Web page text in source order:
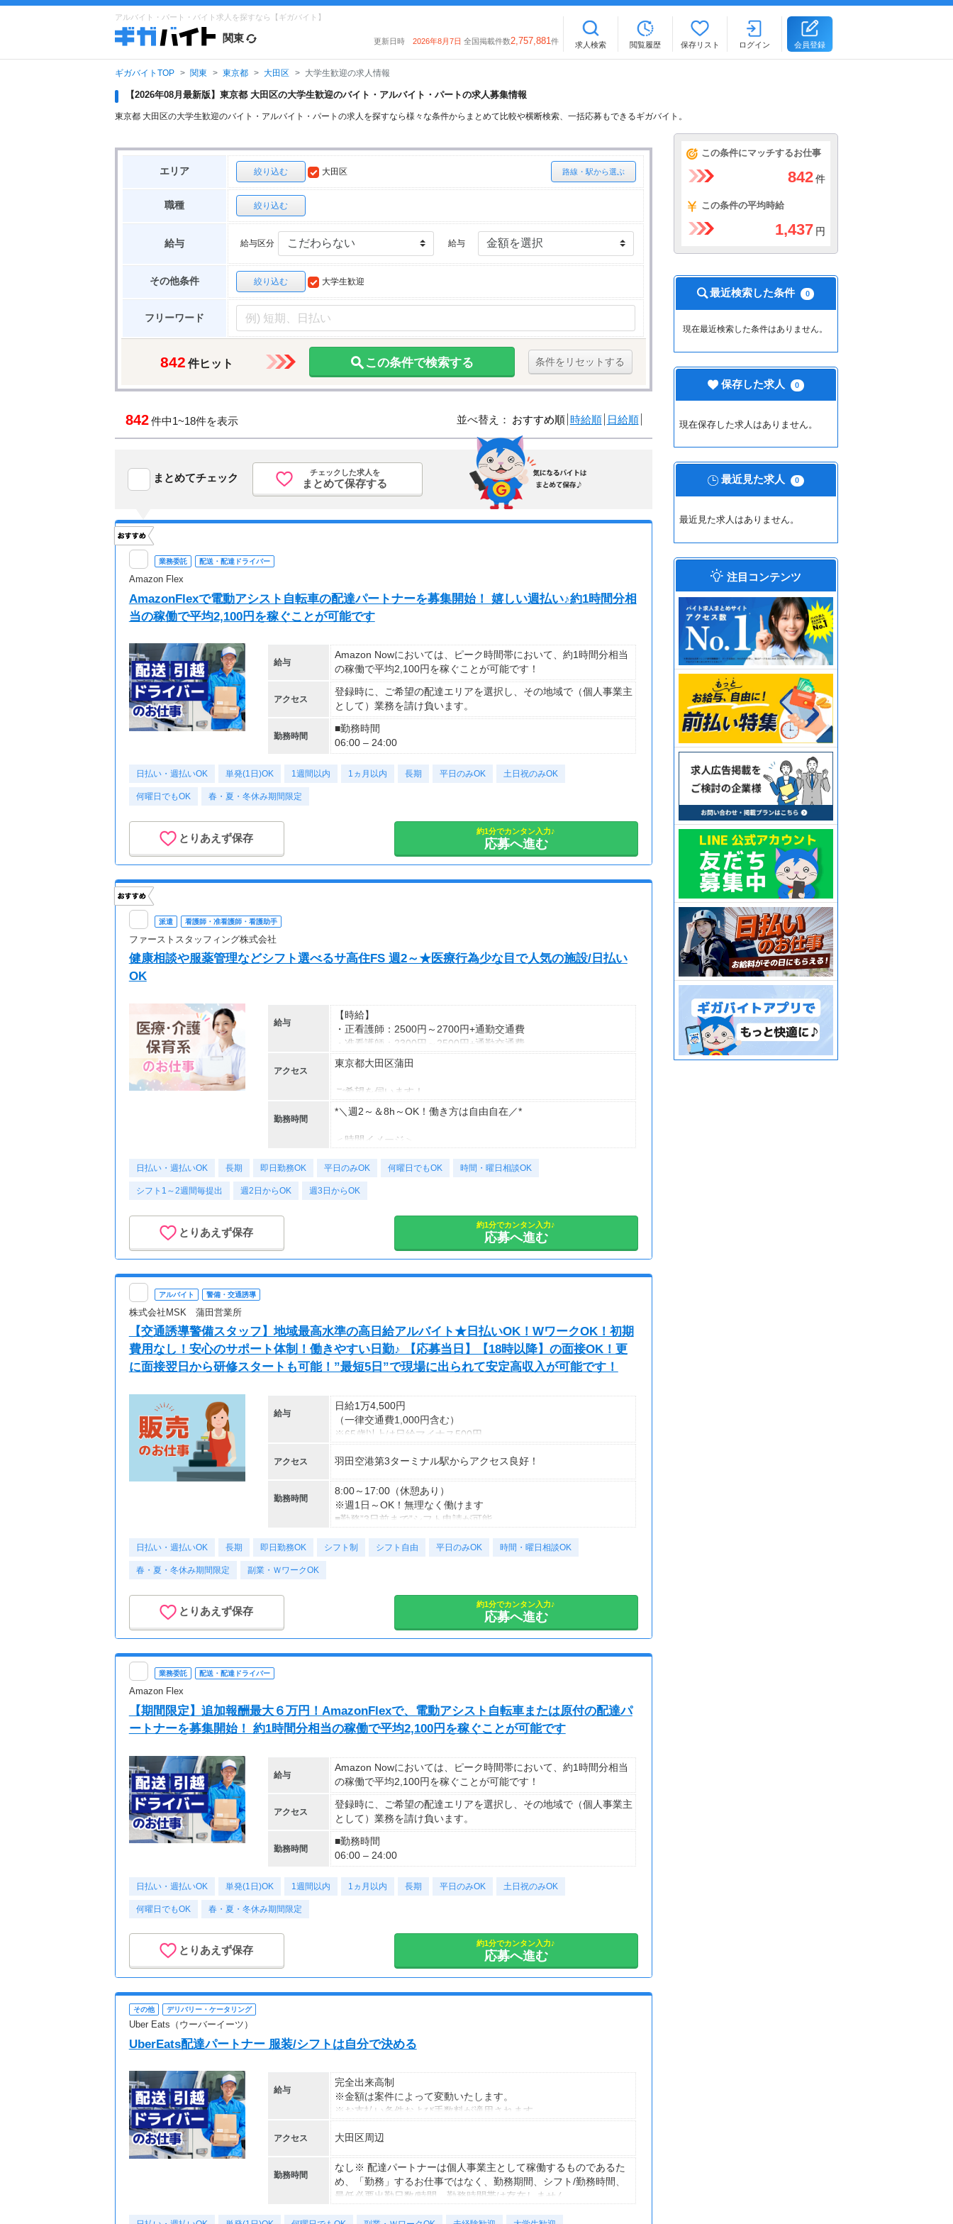
アルバイト・パート・バイト求人を探すなら【ギガバイト】
関東 更新日時 2026年8月7日 全国掲載件数2,757,881件 求人検索 閲覧履歴 保存リスト ログイン 会員登録
ギガバイトTOP 関東 東京都 大田区 大学生歓迎の求人情報
【2026年08月最新版】東京都 大田区の大学生歓迎のバイト・アルバイト・パートの求人募集情報
東京都 大田区の大学生歓迎のバイト・アルバイト・パートの求人を探すなら様々な条件からまとめて比較や横断検索、一括応募もできるギガバイト。
エリア 絞り込む 路線・駅から選ぶ
大田区
職種 絞り込む
給与 給与区分 給与
その他条件 絞り込む 大学生歓迎
フリーワード
842 件ヒット この条件で検索する 条件をリセットする
842件中1~18件を表示 並べ替え： おすすめ順 時給順 日給順
まとめてチェック チェックした求人を
まとめて保存する
業務委託 配送・配達ドライバー
Amazon Flex
AmazonFlexで電動アシスト自転車の配達パートナーを募集開始！ 嬉しい週払い♪約1時間分相
当の稼働で平均2,100円を稼ぐことが可能です
給与
Amazon Nowにおいては、ピーク時間帯において、約1時間分相当
の稼働で平均2,100円を稼ぐことが可能です！
アクセス
登録時に、ご希望の配達エリアを選択し、その地域で（個人事業主
として）業務を請け負います。
勤務時間
■勤務時間
06:00 – 24:00
日払い・週払いOK 単発(1日)OK 1週間以内 1ヵ月以内 長期 平日のみOK 土日祝のみOK
何曜日でもOK 春・夏・冬休み期間限定
とりあえず保存
約1分でカンタン入力♪
応募へ進む
派遣 看護師・准看護師・看護助手
ファーストスタッフィング株式会社
健康相談や服薬管理などシフト選べるサ高住FS 週2～★医療行為少な目で人気の施設/日払い
OK
給与
【時給】
・正看護師：2500円～2700円+通勤交通費
・准看護師：2300円～2500円+通勤交通費
研修期間も給与変動なし！
しっかり働く！週5フルタイムの場合
時給2700円×1日8時間×月22日＝47万5,200円
時給2300円×1日8時間×月12日＝22万800円
時給2700円×1日8時間×月12日＝25万9,200円
アクセス
東京都大田区蒲田
ご希望を伺います！
※受動喫煙対策有（屋内禁煙）
車・バイク・自転車での通勤もOK
※規定があるので、ご希望の方はご相談ください＊
勤務時間
*＼週2～＆8h～OK！働き方は自由自在／*
＜時間イメージ＞
9：00～18：00（休憩1時間）など
曜日固定・短時間もまずはご相談ください！
“この日は休みたい”そんな希望もご相談OKです。
日払い・週払いOK 長期 即日勤務OK 平日のみOK 何曜日でもOK 時間・曜日相談OK
シフト1～2週間毎提出 週2日からOK 週3日からOK
とりあえず保存
約1分でカンタン入力♪
応募へ進む
アルバイト 警備・交通誘導
株式会社MSK 蒲田営業所
【交通誘導警備スタッフ】地域最高水準の高日給アルバイト★日払いOK！WワークOK！初期
費用なし！安心のサポート体制！働きやすい日勤♪ 【応募当日】【18時以降】の面接OK！更
に面接翌日から研修スタートも可能！”最短5日”で現場に出られて安定高収入が可能です！
給与
日給1万4,500円
（一律交通費1,000円含む）
※65歳以上は日給マイナス500円
---
■交通誘導2級以上の資格をお持ちの方は
日給1万4,500円
（一律交通費1,000円含む）
※70歳以上は日給マイナス1,000円
■65歳～69歳迄では他の年代と同じ現場でも
安全面・体力面の考慮により比較的低負荷の業務、
70歳以降では低負荷業務や季節により
月収29万円可能
（日給1万4,500円×月20日勤務）
アクセス 羽田空港第3ターミナル駅からアクセス良好！
勤務時間
8:00～17:00（休憩あり）
※週1日～OK！無理なく働けます
■勤務”3日前まで”シフト申請が可能
～勤務日数のご相談もお気軽に！～
15時前後で終わる日もあります。
その場合でも【日給全額保証】
⇒安定した収入が見込めます！
日払い・週払いOK 長期 即日勤務OK シフト制 シフト自由 平日のみOK 時間・曜日相談OK
春・夏・冬休み期間限定 副業・ＷワークOK
とりあえず保存
約1分でカンタン入力♪
応募へ進む
業務委託 配送・配達ドライバー
Amazon Flex
【期間限定】追加報酬最大６万円！AmazonFlexで、電動アシスト自転車または原付の配達パ
ートナーを募集開始！ 約1時間分相当の稼働で平均2,100円を稼ぐことが可能です
給与
Amazon Nowにおいては、ピーク時間帯において、約1時間分相当
の稼働で平均2,100円を稼ぐことが可能です！
アクセス
登録時に、ご希望の配達エリアを選択し、その地域で（個人事業主
として）業務を請け負います。
勤務時間
■勤務時間
06:00 – 24:00
日払い・週払いOK 単発(1日)OK 1週間以内 1ヵ月以内 長期 平日のみOK 土日祝のみOK
何曜日でもOK 春・夏・冬休み期間限定
とりあえず保存
約1分でカンタン入力♪
応募へ進む
その他 デリバリー・ケータリング
Uber Eats（ウーバーイーツ）
UberEats配達パートナー 服装/シフトは自分で決める
給与
完全出来高制
※金額は案件によって変動いたします。
※お支払い条件および手数料が適用されます
アクセス 大田区周辺
勤務時間
なし※ 配達パートナーは個人事業主として稼働するものであるた
め、「勤務」するお仕事ではなく、勤務期間、シフト/勤務時間、
最低必要出勤日数/時間、勤務時間帯は存在しません。
この条件にマッチするお仕事
842 件
この条件の平均時給
1,437 円
最近検索した条件 0
現在最近検索した条件はありません。
保存した求人 0
現在保存した求人はありません。
最近見た求人 0
最近見た求人はありません。
注目コンテンツ